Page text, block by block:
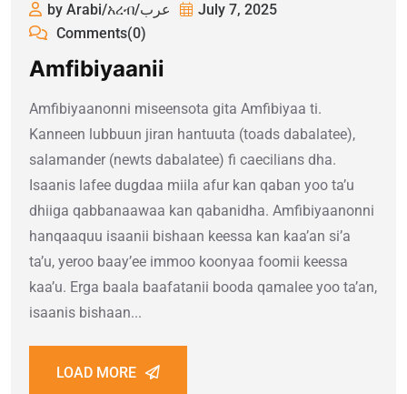
by Arabi/አረብ/عرب
July 7, 2025
Comments(0)
Amfibiyaanii
Amfibiyaanonni miseensota gita Amfibiyaa ti.
Kanneen lubbuun jiran hantuuta (toads dabalatee),
salamander (newts dabalatee) fi caecilians dha.
Isaanis lafee dugdaa miila afur kan qaban yoo ta’u
dhiiga qabbanaawaa kan qabanidha. Amfibiyaanonni
hanqaaquu isaanii bishaan keessa kan kaaʼan siʼa
taʼu, yeroo baayʼee immoo koonyaa foomii keessa
kaaʼu. Erga baala baafatanii booda qamalee yoo ta’an,
isaanis bishaan...
LOAD MORE